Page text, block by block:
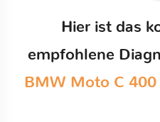
Hier ist das
empfohlene
BMW Moto C 400